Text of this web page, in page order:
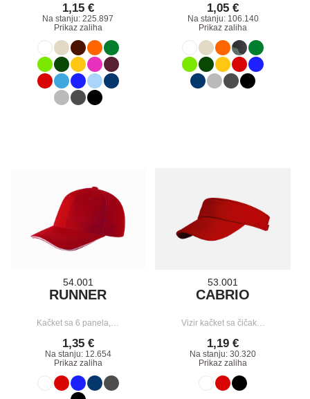
1,15 €
Na stanju: 225.897
Prikaz zaliha
1,05 €
Na stanju: 106.140
Prikaz zaliha
54.001
RUNNER
Kačket sa 6 panela,…
1,35 €
Na stanju: 12.654
Prikaz zaliha
53.001
CABRIO
Vizir kačket sa čičak…
1,19 €
Na stanju: 30.320
Prikaz zaliha